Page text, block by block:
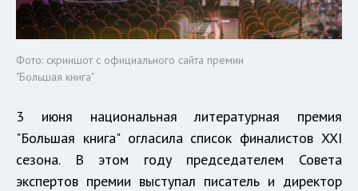
Фото: скриншот с официального сайта премии
"Большая книга"
3 июня национальная литературная премия
"Большая книга" огласила список финалистов XXI
сезона. В этом году председателем Совета
экспертов премии выступал писатель и директор